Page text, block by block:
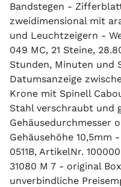
Bandstegen -
zweidimensional mit
und Leuchtzeigern -
049 MC, 21 Steine,
Stunden, Minuten und
Datumsanzeige
Krone mit Spinell
Stahl verschraubt und
Gehäusedurchmesser
Gehäusehöhe 10,5mm
0511B, ArtikelNr.
31080 M 7 - original
unverbindliche